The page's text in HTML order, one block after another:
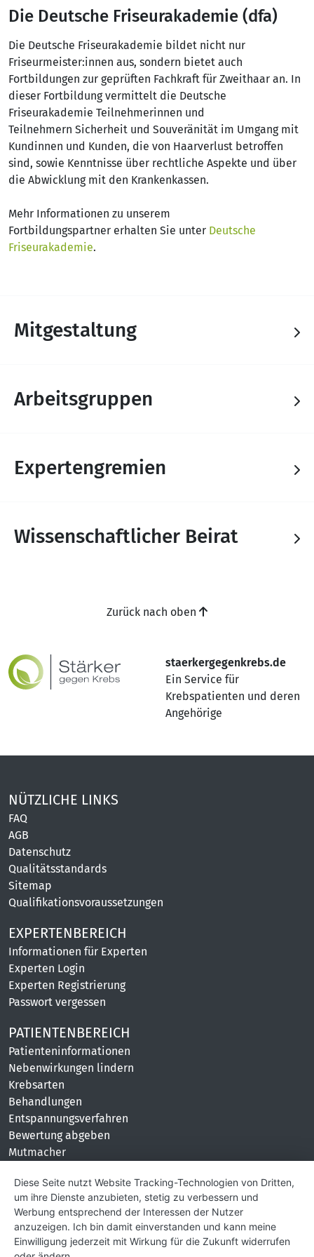
Die Deutsche Friseurakademie (dfa)
Die Deutsche Friseurakademie bildet nicht nur
Friseurmeister:innen aus, sondern bietet auch
Fortbildungen zur geprüften Fachkraft für Zweithaar an. In
dieser Fortbildung vermittelt die Deutsche
Friseurakademie Teilnehmerinnen und
Teilnehmern Sicherheit und Souveränität im Umgang mit
Kundinnen und Kunden, die von Haarverlust betroffen
sind, sowie Kenntnisse über rechtliche Aspekte und über
die Abwicklung mit den Krankenkassen.
Mehr Informationen zu unserem
Fortbildungspartner erhalten Sie unter Deutsche
Friseurakademie.
Mitgestaltung
Arbeitsgruppen
Expertengremien
Wissenschaftlicher Beirat
staerkergegenkrebs.de
Ein Service für
Krebspatienten und deren
Angehörige
Zurück nach oben
NÜTZLICHE LINKS
FAQ
AGB
Datenschutz
Qualitätsstandards
Sitemap
Qualifikationsvoraussetzungen
EXPERTENBEREICH
Informationen für Experten
Experten Login
Experten Registrierung
Passwort vergessen
PATIENTENBEREICH
Patienteninformationen
Nebenwirkungen lindern
Krebsarten
Behandlungen
Entspannungsverfahren
Bewertung abgeben
Mutmacher
KONTAKT
Impressum
Hilfe und Kontakt
Partner
Presse
Diese Seite nutzt Website Tracking-Technologien von Dritten,
um ihre Dienste anzubieten, stetig zu verbessern und
Werbung entsprechend der Interessen der Nutzer
anzuzeigen. Ich bin damit einverstanden und kann meine
Einwilligung jederzeit mit Wirkung für die Zukunft widerrufen